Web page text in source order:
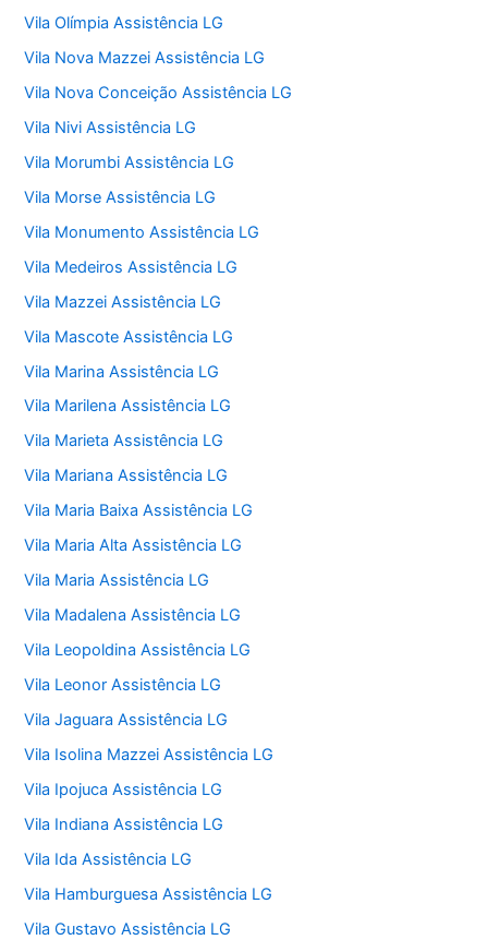
Vila Olímpia Assistência LG
Vila Nova Mazzei Assistência LG
Vila Nova Conceição Assistência LG
Vila Nivi Assistência LG
Vila Morumbi Assistência LG
Vila Morse Assistência LG
Vila Monumento Assistência LG
Vila Medeiros Assistência LG
Vila Mazzei Assistência LG
Vila Mascote Assistência LG
Vila Marina Assistência LG
Vila Marilena Assistência LG
Vila Marieta Assistência LG
Vila Mariana Assistência LG
Vila Maria Baixa Assistência LG
Vila Maria Alta Assistência LG
Vila Maria Assistência LG
Vila Madalena Assistência LG
Vila Leopoldina Assistência LG
Vila Leonor Assistência LG
Vila Jaguara Assistência LG
Vila Isolina Mazzei Assistência LG
Vila Ipojuca Assistência LG
Vila Indiana Assistência LG
Vila Ida Assistência LG
Vila Hamburguesa Assistência LG
Vila Gustavo Assistência LG